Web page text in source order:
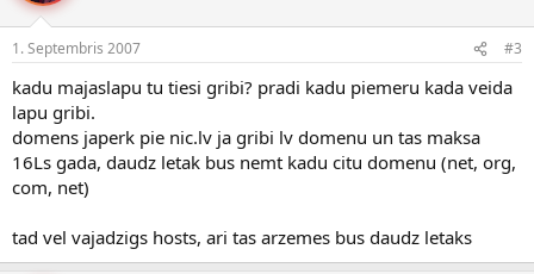
1. Septembris 2007 #3
kadu majaslapu tu tiesi gribi? pradi kadu piemeru kada veida
lapu gribi.
domens japerk pie nic.lv ja gribi lv domenu un tas maksa
16Ls gada, daudz letak bus nemt kadu citu domenu (net, org,
com, net)
tad vel vajadzigs hosts, ari tas arzemes bus daudz letaks